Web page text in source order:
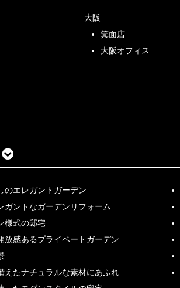
大阪
箕面店
大阪オフィス
のエレガントガーデン
ガントなガーデンリフォーム
様式の邸宅
放感あるプライベートガーデン
えたナチュラルな素材にあふれ…